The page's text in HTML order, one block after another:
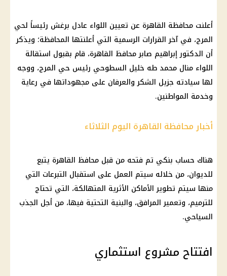
أعلنت محافظة القاهرة عن تعيين اللواء عادل برغش رئيساً لحي
المرج، في آخر القرارات الرسمية التي أعلنتها المحافظة؛ ويذكر
أن الدكتور إبراهيم صابر محافظ القاهرة، قام بقبول استقالة
اللواء منال محمد طه خليل السطوحي رئيس حي المرج، ووجه
لها سيادته جزيل الشكر والعرفان على مجهوداتها في رعاية
وخدمة المواطنين.
أخبار محافظة القاهرة اليوم الثلاثاء
هناك حساب بنكي تم فتحه من قبل محافظ القاهرة يتبع
للديوان، من خلاله سيتم العمل على استقبال التبرعات التي
منها سيتم تطوير الأماكن الأثرية المتهالكة، التي تحتاج
للترميم، وتعمير المرافق، والبنية التحتية فيها، من أجل الجذب
السياحي.
افتتاح مشروع استثماري